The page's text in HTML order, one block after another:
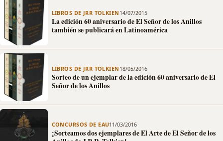
LIBROS DE JRR TOLKIEN 14/07/2015
La edición 60 aniversario de El Señor de los Anillos
también se publicará en Latinoamérica
LIBROS DE JRR TOLKIEN 18/05/2016
Sorteo de un ejemplar de la edición 60 aniversario de El
Señor de los Anillos
CONCURSOS DE EAU11/03/2016
¡Sorteamos dos ejemplares de El Arte de El Señor de los